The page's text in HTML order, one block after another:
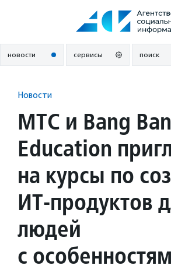
новости сервисы поиск
Новости
МТС и Bang
Education
на курсы по
ИТ-продуктов
людей
с